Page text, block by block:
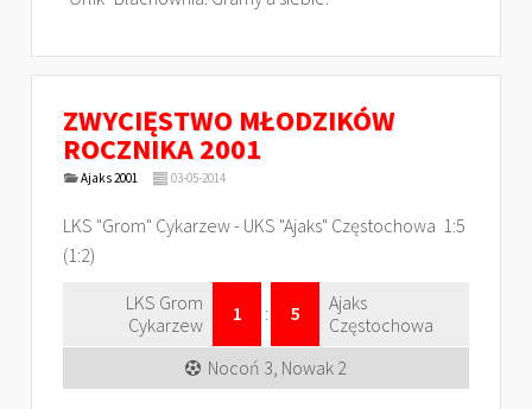
ZWYCIĘSTWO MŁODZIKÓW
ROCZNIKA 2001
Ajaks 2001 03-05-2014
LKS "Grom" Cykarzew - UKS "Ajaks" Częstochowa 1:5
(1:2)
LKS Grom
Cykarzew
1 : 5
Ajaks
Częstochowa
Nocoń 3, Nowak 2